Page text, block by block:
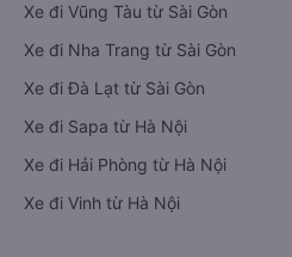
Xe đi Vũng Tàu từ Sài Gòn
Xe đi Nha Trang từ Sài Gòn
Xe đi Đà Lạt từ Sài Gòn
Xe đi Sapa từ Hà Nội
Xe đi Hải Phòng từ Hà Nội
Xe đi Vinh từ Hà Nội